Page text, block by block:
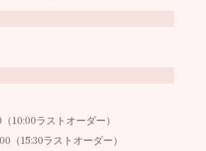
ラストオーダー）
（15:30ラストオーダー）